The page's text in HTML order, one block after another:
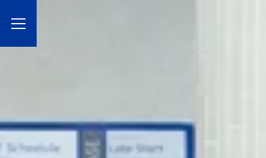
Toggle Menu